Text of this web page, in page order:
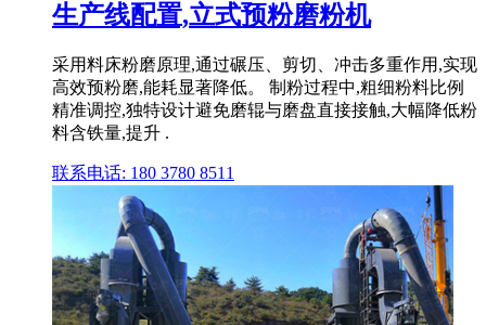
生产线配置,立式预粉磨粉机
采用料床粉磨原理,通过碾压、剪切、冲击多重作用,实现
高效预粉磨,能耗显著降低。 制粉过程中,粗细粉料比例
精准调控,独特设计避免磨辊与磨盘直接接触,大幅降低粉
料含铁量,提升 .
联系电话: 180 3780 8511